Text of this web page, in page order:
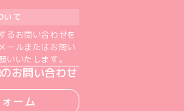
いて
るお問い合わせを
ールまたはお問い
いいたします。
お問い合わせ
ーム